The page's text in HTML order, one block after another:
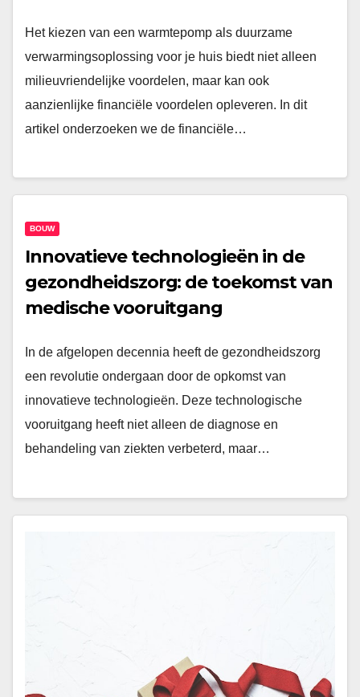
Het kiezen van een warmtepomp als duurzame
verwarmingsoplossing voor je huis biedt niet alleen
milieuvriendelijke voordelen, maar kan ook
aanzienlijke financiële voordelen opleveren. In dit
artikel onderzoeken we de financiële…
BOUW
Innovatieve technologieën in de
gezondheidszorg: de toekomst van
medische vooruitgang
In de afgelopen decennia heeft de gezondheidszorg
een revolutie ondergaan door de opkomst van
innovatieve technologieën. Deze technologische
vooruitgang heeft niet alleen de diagnose en
behandeling van ziekten verbeterd, maar…